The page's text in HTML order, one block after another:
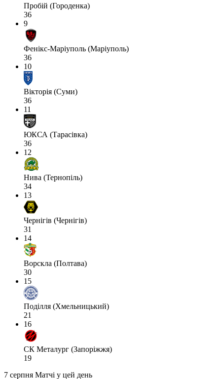
Пробій (Городенка)
36
9
Фенікс-Маріуполь (Маріуполь)
36
10
Вікторія (Суми)
36
11
ЮКСА (Тарасівка)
36
12
Нива (Тернопіль)
34
13
Чернігів (Чернігів)
31
14
Ворскла (Полтава)
30
15
Поділля (Хмельницький)
21
16
СК Металург (Запоріжжя)
19
7 серпня Матчі у цей день